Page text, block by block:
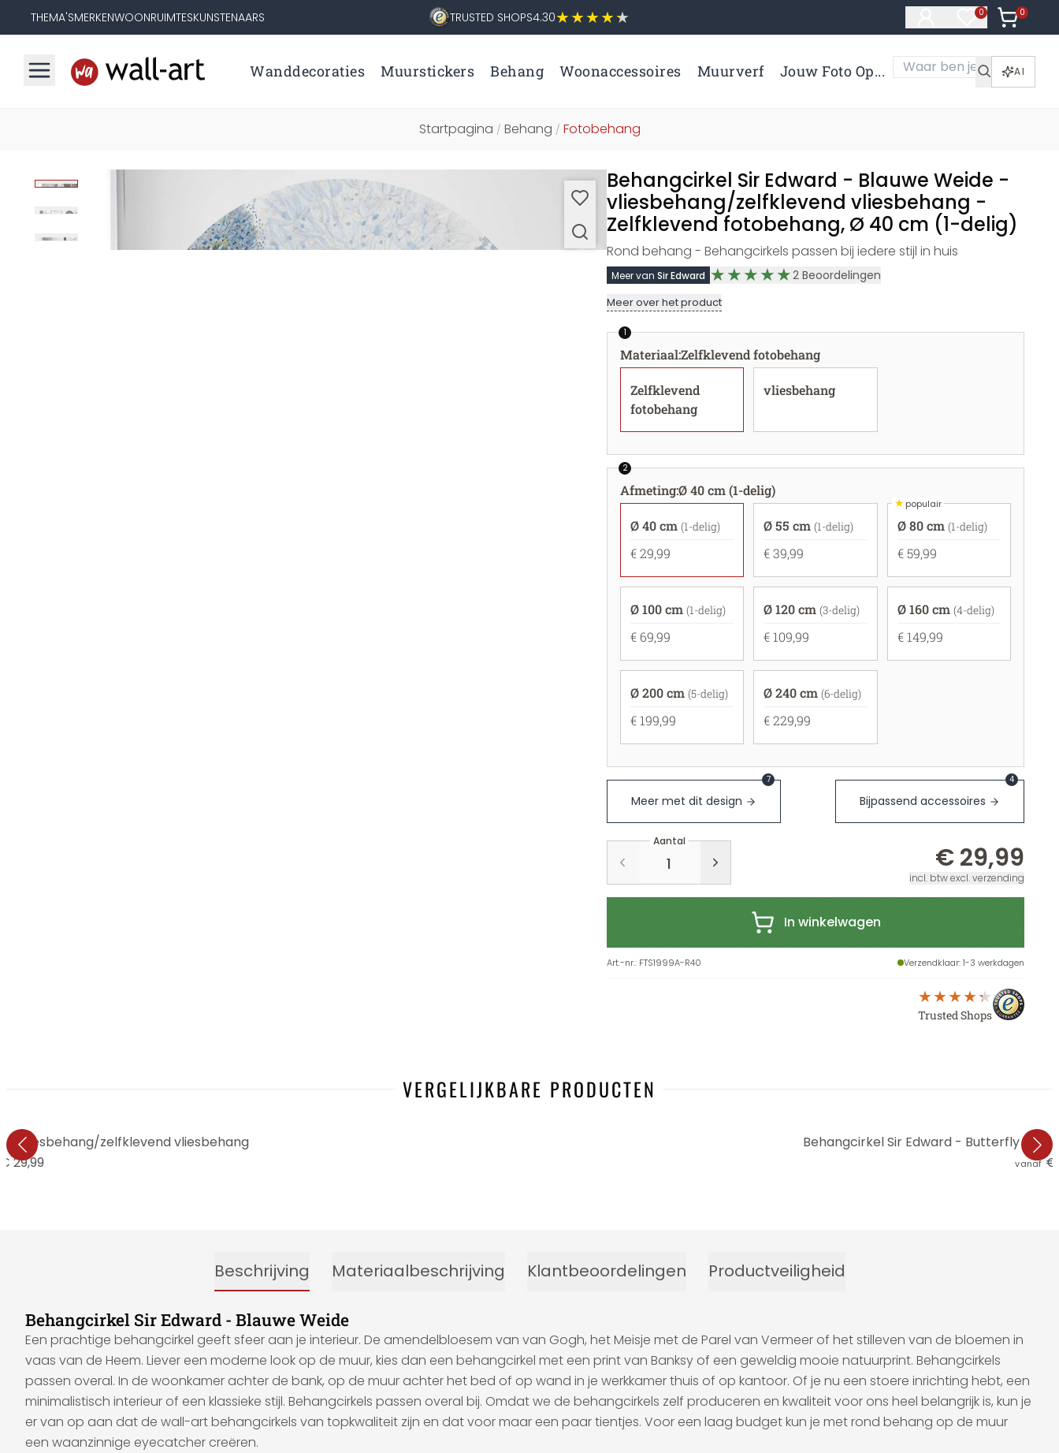
THEMA'SMERKENWOONRUIMTESKUNSTENAARS TRUSTED SHOPS4.30 0
Artikelen in
0
Artikelen
Wanddecoraties Muurstickers Behang Woonaccessoires Muurverf Jouw Foto Op... AI
Startpagina / Behang / Fotobehang
Behangcirkel Sir Edward - Blauwe Weide -
vliesbehang/zelfklevend vliesbehang -
Zelfklevend fotobehang, Ø 40 cm (1-delig)
Rond behang - Behangcirkels passen bij iedere stijl in huis
Meer van Sir Edward 2 Beoordelingen
Meer over het product
1
Materiaal:Zelfklevend fotobehang
Zelfklevend
fotobehang
vliesbehang
2
Afmeting:Ø 40 cm (1-delig)
Ø 40 cm (1-delig)
€ 29,99
Ø 55 cm (1-delig)
€ 39,99
★populair
Ø 80 cm (1-delig)
€ 59,99
Ø 100 cm (1-delig)
€ 69,99
Ø 120 cm (3-delig)
€ 109,99
Ø 160 cm (4-delig)
€ 149,99
Ø 200 cm (5-delig)
€ 199,99
Ø 240 cm (6-delig)
€ 229,99
Meer met dit design
7
Bijpassend accessoires
4
Aantal
€ 29,99
incl. btw excl. verzending
In winkelwagen
Art.-nr.: FTS1999A-R40 Verzendklaar: 1-3 werkdagen
Trusted Shops
VERGELIJKBARE PRODUCTEN
- vliesbehang/zelfklevend vliesbehang
29,99
Behangcirkel Sir Edward - Butterfly
vanaf €
Beschrijving Materiaalbeschrijving Klantbeoordelingen Productveiligheid
Behangcirkel Sir Edward - Blauwe Weide
Een prachtige behangcirkel geeft sfeer aan je interieur. De amendelbloesem van van Gogh, het Meisje met de Parel van Vermeer of het stilleven van de bloemen in
vaas van de Heem. Liever een moderne look op de muur, kies dan een behangcirkel met een print van Banksy of een geweldig mooie natuurprint. Behangcirkels
passen overal. In de woonkamer achter de bank, op de muur achter het bed of op wand in je werkkamer thuis of op kantoor. Of je nu een stoere inrichting hebt, een
minimalistisch interieur of een klassieke stijl. Behangcirkels passen overal bij. Omdat we de behangcirkels zelf produceren en kwaliteit voor ons heel belangrijk is, kun je
er van op aan dat de wall-art behangcirkels van topkwaliteit zijn en dat voor maar een paar tientjes. Voor een laag budget kun je met rond behang op de muur
een waanzinnige eyecatcher creëren.